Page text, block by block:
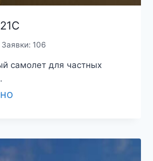
106
самолет для частных